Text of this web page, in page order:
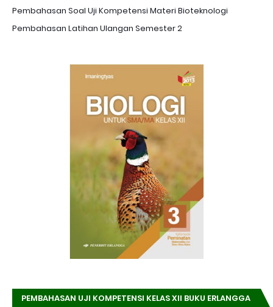
Pembahasan Soal Uji Kompetensi Materi Bioteknologi
Pembahasan Latihan Ulangan Semester 2
PEMBAHASAN UJI KOMPETENSI KELAS XII BUKU ERLANGGA